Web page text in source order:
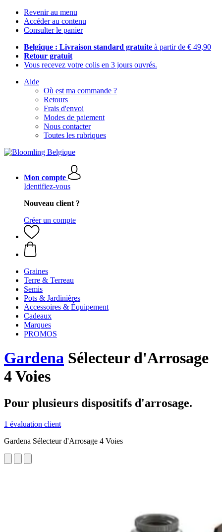
Revenir au menu
Accéder au contenu
Consulter le panier
Belgique : Livraison standard gratuite à partir de € 49,90
Retour gratuit
Vous recevez votre colis en 3 jours ouvrés.
Aide
Où est ma commande ?
Retours
Frais d'envoi
Modes de paiement
Nous contacter
Toutes les rubriques
Mon compte
Identifiez-vous
Nouveau client ?
Créer un compte
Graines
Terre & Terreau
Semis
Pots & Jardinières
Accessoires & Équipement
Cadeaux
Marques
PROMOS
Gardena Sélecteur d'Arrosage
4 Voies
Pour plusieurs dispositifs d'arrosage.
1 évaluation client
Gardena Sélecteur d'Arrosage 4 Voies